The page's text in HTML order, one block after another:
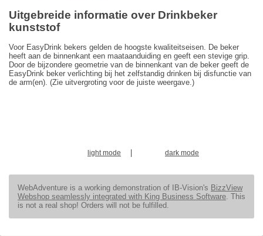
Uitgebreide informatie over Drinkbeker
kunststof
Voor EasyDrink bekers gelden de hoogste kwaliteitseisen. De beker
heeft aan de binnenkant een maataanduiding en geeft een stevige grip.
Door de bijzondere geometrie van de binnenkant van de beker geeft de
EasyDrink beker verlichting bij het zelfstandig drinken bij disfunctie van
de arm(en). (Zie uitvergroting voor de juiste weergave.)
light mode | dark mode
WebAdventure is a working demonstration of IB-Vision's BizzView
Webshop seamlessly integrated with King Business Software . This
is not a real shop! Orders will not be fulfilled.